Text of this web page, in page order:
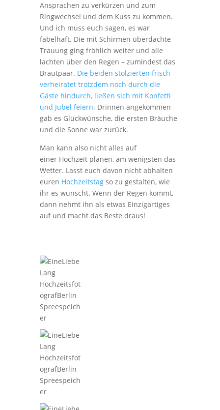
Ansprachen zu verkürzen und zum
Ringwechsel und dem Kuss zu kommen.
Und ich muss euch sagen, es war
fabelhaft. Die mit Schirmen überdachte
Trauung ging fröhlich weiter und alle
lachten über den Regen – zumindest das
Brautpaar. Die beiden stolzierten frisch
verheiratet trotzdem noch durch die
Gäste hindurch, ließen sich mit Konfetti
und Jubel feiern. Drinnen angekommen
gab es Glückwünsche, die ersten Bräuche
und die Sonne war zurück.
Man kann also nicht alles auf
einer Hochzeit planen, am wenigsten das
Wetter. Lasst euch davon nicht abhalten
euren Hochzeitstag so zu gestalten, wie
ihr es wünscht. Wenn der Regen kommt,
dann nehmt ihn als etwas Einzigartiges
auf und macht das Beste draus!